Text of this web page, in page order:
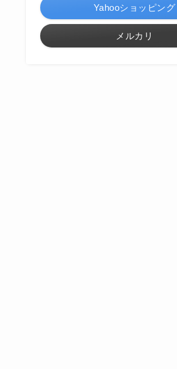
Yahooショッピング
メルカリ